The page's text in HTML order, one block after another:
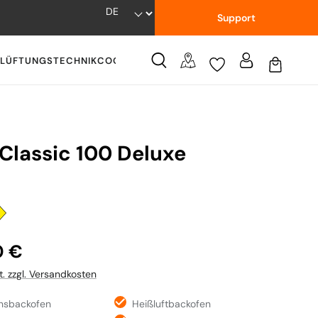
Support
LÜFTUNGSTECHNIKCOOKWARE WISSENSWERTES
100 Deluxe
€
zzgl. Versandkosten
Heißluftbackofen